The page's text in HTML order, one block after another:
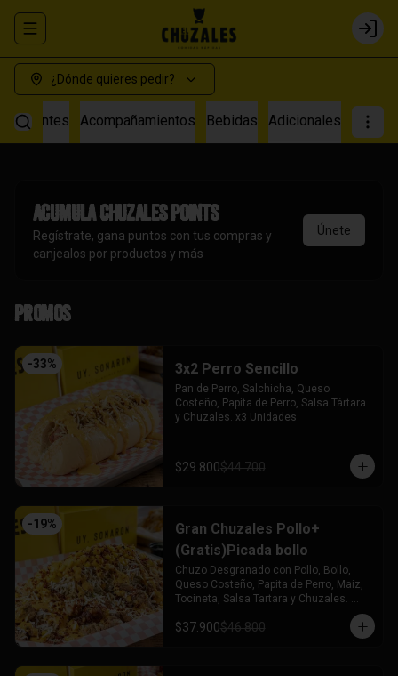
Abrir menu de navegación Login
¿Dónde quieres pedir?
Calientes Acompañamientos Bebidas Adicionales
AcumulaChuzales Points
Regístrate, gana puntos con tus compras y
canjealos por productos y más
Únete
Promos
-33% 3x2 Perro Sencillo
Pan de Perro, Salchicha, Queso
Costeño, Papita de Perro, Salsa Tártara
y Chuzales. x3 Unidades
$29.800$44.700
-19%
Gran Chuzales Pollo+
(Gratis)Picada bollo
Chuzo Desgranado con Pollo, Bollo,
Queso Costeño, Papita de Perro, Maiz,
Tocineta, Salsa Tartara y Chuzales.
Acompañado de una Picada de Bollo
(Gratis)
$37.900$46.800